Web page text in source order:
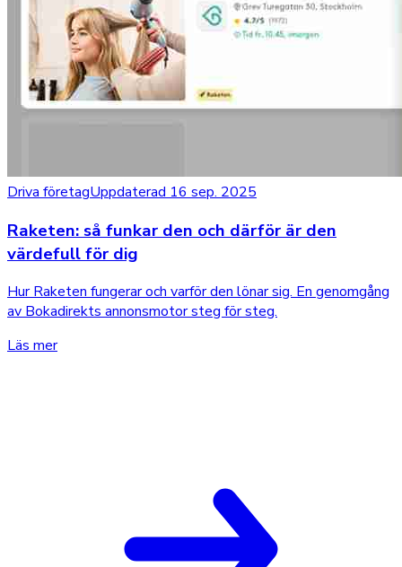
Driva företagUppdaterad 16 sep. 2025
Raketen: så funkar den och därför är den
värdefull för dig
Hur Raketen fungerar och varför den lönar sig. En genomgång
av Bokadirekts annonsmotor steg för steg.
Läs mer